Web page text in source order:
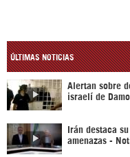
ÚLTIMAS NOTICIAS
Alertan sobre
israelí de
Irán destaca
amenazas -